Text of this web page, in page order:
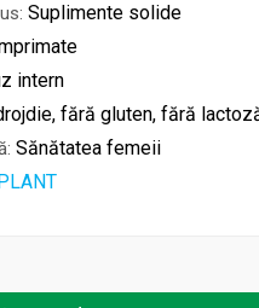
Suplimente solide
intern
fără gluten, fără
Sănătatea femeii